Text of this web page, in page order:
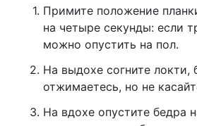
Примите положение
на четыре секунды: если
можно опустить на пол.
На выдохе согните локти,
отжимаетесь, но не
На вдохе опустите бедра